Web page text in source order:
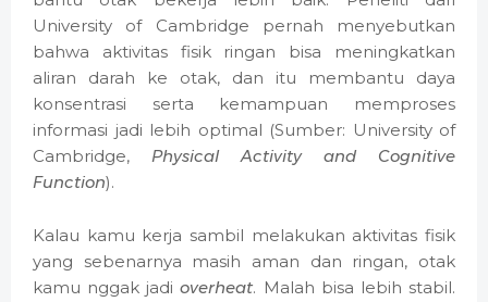
University of Cambridge pernah menyebutkan
bahwa aktivitas fisik ringan bisa meningkatkan
aliran darah ke otak, dan itu membantu daya
konsentrasi serta kemampuan memproses
informasi jadi lebih optimal (Sumber: University of
Cambridge, Physical Activity and Cognitive
Function).
Kalau kamu kerja sambil melakukan aktivitas fisik
yang sebenarnya masih aman dan ringan, otak
kamu nggak jadioverheat. Malah bisa lebih stabil.